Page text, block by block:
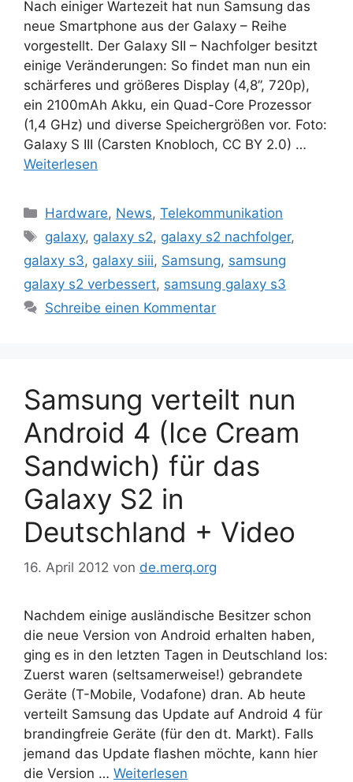
Nach einiger Wartezeit hat nun Samsung das
neue Smartphone aus der Galaxy – Reihe
vorgestellt. Der Galaxy SII – Nachfolger besitzt
einige Veränderungen: So findet man nun ein
schärferes und größeres Display (4,8”, 720p),
ein 2100mAh Akku, ein Quad-Core Prozessor
(1,4 GHz) und diverse Speichergrößen vor. Foto:
Galaxy S III (Carsten Knobloch, CC BY 2.0) …
Weiterlesen
Kategorien
Hardware, News,Telekommunikation
Schlagwörter
galaxy, galaxy s2, galaxy s2 nachfolger,
galaxy s3, galaxy siii, Samsung, samsung
galaxy s2 verbessert, samsung galaxy s3
Schreibe einen Kommentar
Samsung verteilt nun
Android 4 (Ice Cream
Sandwich) für das
Galaxy S2 in
Deutschland + Video
16. April 2012 von de.merq.org
Nachdem einige ausländische Besitzer schon
die neue Version von Android erhalten haben,
ging es in den letzten Tagen in Deutschland los:
Zuerst waren (seltsamerweise!) gebrandete
Geräte (T-Mobile, Vodafone) dran. Ab heute
verteilt Samsung das Update auf Android 4 für
brandingfreie Geräte (für den dt. Markt). Falls
jemand das Update flashen möchte, kann hier
die Version … Weiterlesen